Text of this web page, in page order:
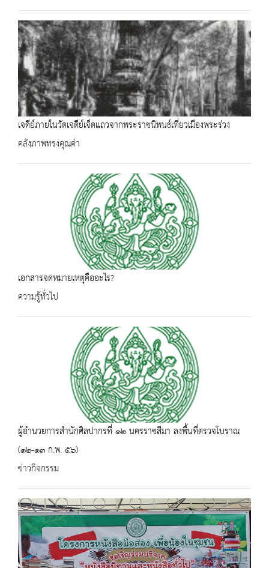
เจดีย์ภายในวัดเจดีย์เจ็ดแถวจากพระราชนิพนธ์เที่ยวเมืองพระร่วง
คลังภาพทรงคุณค่า
เอกสารจดหมายเหตุคืออะไร?
ความรู้ทั่วไป
ผู้อำนวยการสำนักศิลปากรที่ ๑๒ นครราชสีมา ลงพื้นที่ตรวจโบราณ
(๑๒-๑๓ ก.พ. ๕๖)
ข่าวกิจกรรม